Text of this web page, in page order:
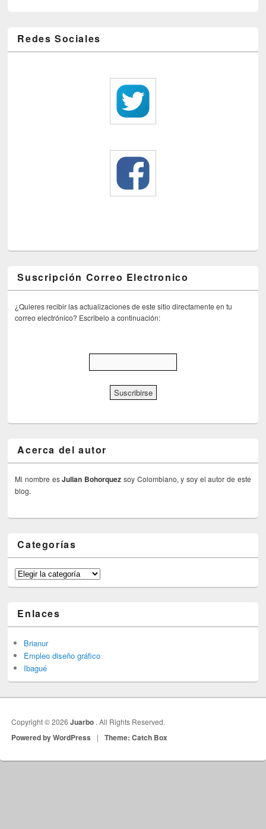
Redes Sociales
Suscripción Correo Electronico
¿Quieres recibir las actualizaciones de este sitio directamente en tu
correo electrónico? Escribelo a continuación:
Acerca del autor
Mi nombre esJulian Bohorquez soy Colombiano, y soy el autor de este
blog.
Categorías
Categorías
Enlaces
Brianur
Empleo diseño gráfico
Ibagué
Copyright © 2026Juarbo . All Rights Reserved.
Powered by WordPress | Theme: Catch Box